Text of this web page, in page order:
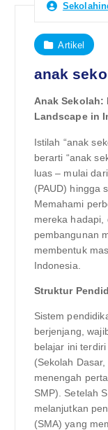
Artikel
anak
Anak
Landscape in
Istilah “anak
berarti “anak
luas – mulai
(PAUD) hingga
Memahami
mereka hadapi,
pembangunan
membentuk
Indonesia.
Struktur
Sistem
berjenjang,
belajar ini
(Sekolah
menengah
SMP). Setelah
melanjutkan
(SMA) yang